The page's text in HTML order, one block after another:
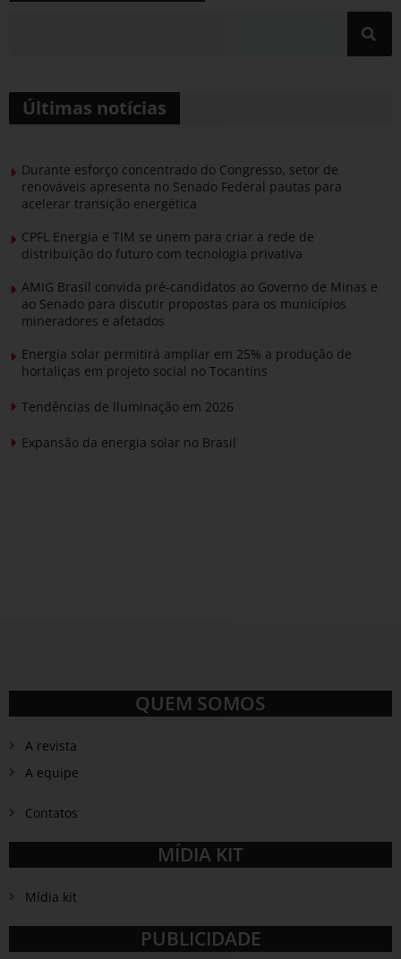
Últimas notícias
Durante esforço concentrado do Congresso, setor de
renováveis apresenta no Senado Federal pautas para
acelerar transição energética
CPFL Energia e TIM se unem para criar a rede de
distribuição do futuro com tecnologia privativa
AMIG Brasil convida pré-candidatos ao Governo de Minas e
ao Senado para discutir propostas para os municípios
mineradores e afetados
Energia solar permitirá ampliar em 25% a produção de
hortaliças em projeto social no Tocantins
Tendências de Iluminação em 2026
Expansão da energia solar no Brasil
QUEM SOMOS
A revista
A equipe
Contatos
MÍDIA KIT
Mídia kit
PUBLICIDADE